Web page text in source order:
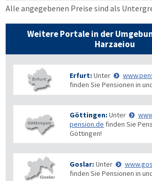
Alle angegebenen Preise sind als
Weitere Portale in der
Harzaeiou
Erfurt: Unter
finden Sie Pensionen in
Göttingen: Unter
pension.de finden Sie
Göttingen!
Goslar: Unter
finden Sie Pensionen in